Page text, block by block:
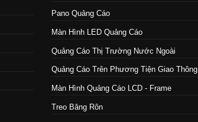
Pano Quảng Cáo
Màn Hình LED Quảng Cáo
Quảng Cáo Thị Trường Nước Ngoài
Quảng Cáo Trên Phương Tiện Giao Thông
Màn Hình Quảng Cáo LCD - Frame
Treo Băng Rôn